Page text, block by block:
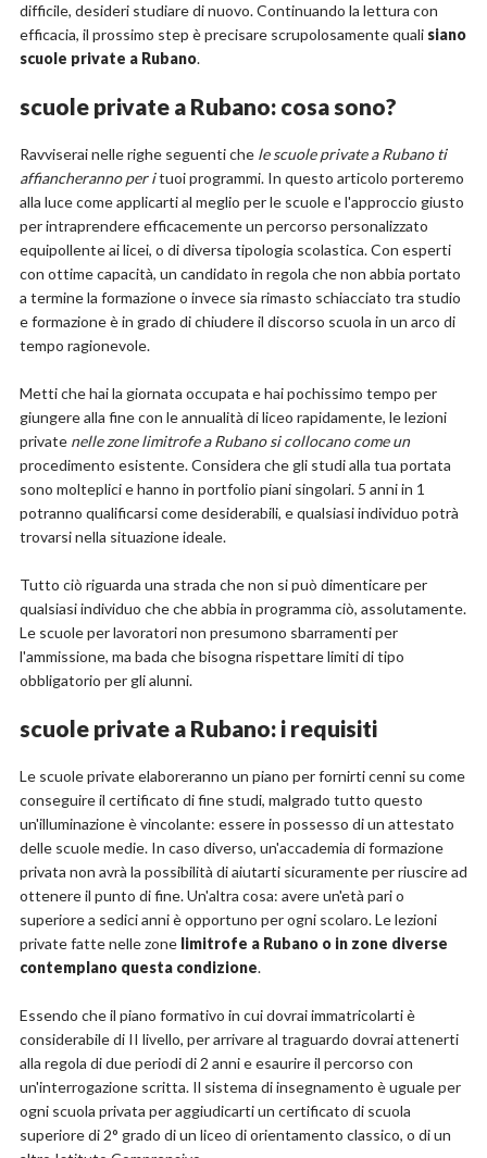
difficile, desideri studiare di nuovo. Continuando la lettura con
efficacia, il prossimo step è precisare scrupolosamente quali siano
scuole private a Rubano.
scuole private a Rubano: cosa sono?
Ravviserai nelle righe seguenti che le scuole private a Rubano ti
affiancheranno per ituoi programmi. In questo articolo porteremo
alla luce come applicarti al meglio per le scuole e l'approccio giusto
per intraprendere efficacemente un percorso personalizzato
equipollente ai licei, o di diversa tipologia scolastica. Con esperti
con ottime capacità, un candidato in regola che non abbia portato
a termine la formazione o invece sia rimasto schiacciato tra studio
e formazione è in grado di chiudere il discorso scuola in un arco di
tempo ragionevole.
Metti che hai la giornata occupata e hai pochissimo tempo per
giungere alla fine con le annualità di liceo rapidamente, le lezioni
private nelle zone limitrofe a Rubano si collocano come un
procedimento esistente. Considera che gli studi alla tua portata
sono molteplici e hanno in portfolio piani singolari. 5 anni in 1
potranno qualificarsi come desiderabili, e qualsiasi individuo potrà
trovarsi nella situazione ideale.
Tutto ciò riguarda una strada che non si può dimenticare per
qualsiasi individuo che che abbia in programma ciò, assolutamente.
Le scuole per lavoratori non presumono sbarramenti per
l'ammissione, ma bada che bisogna rispettare limiti di tipo
obbligatorio per gli alunni.
scuole private a Rubano: i requisiti
Le scuole private elaboreranno un piano per fornirti cenni su come
conseguire il certificato di fine studi, malgrado tutto questo
un'illuminazione è vincolante: essere in possesso di un attestato
delle scuole medie. In caso diverso, un'accademia di formazione
privata non avrà la possibilità di aiutarti sicuramente per riuscire ad
ottenere il punto di fine. Un'altra cosa: avere un'età pari o
superiore a sedici anni è opportuno per ogni scolaro. Le lezioni
private fatte nelle zone limitrofe a Rubano o in zone diverse
contemplano questa condizione.
Essendo che il piano formativo in cui dovrai immatricolarti è
considerabile di II livello, per arrivare al traguardo dovrai attenerti
alla regola di due periodi di 2 anni e esaurire il percorso con
un'interrogazione scritta. Il sistema di insegnamento è uguale per
ogni scuola privata per aggiudicarti un certificato di scuola
superiore di 2° grado di un liceo di orientamento classico, o di un